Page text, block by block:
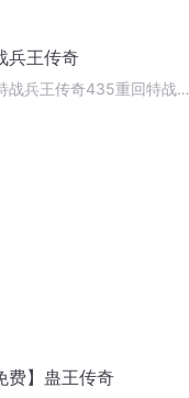
兵王传奇
战兵王传奇435重回特战大
费】蛊王传奇